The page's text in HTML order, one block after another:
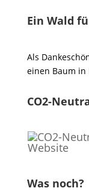
Ein Wald
Als
einen Baum in
CO2-
Was noch?